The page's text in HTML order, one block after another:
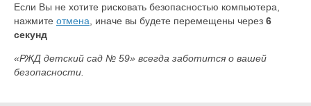
Если Вы не хотите рисковать безопасностью компьютера,
нажмите отмена , иначе вы будете перемещены через 6
секунд
«РЖД детский сад № 59» всегда заботится о вашей
безопасности.